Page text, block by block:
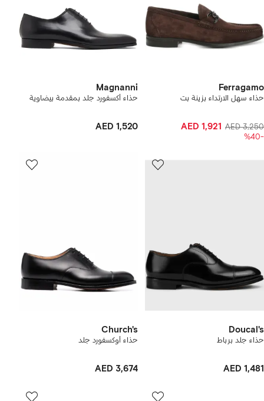
Ferragamo
حذاء سهل الارتداء بزينة بت
AED 3,250
AED 1,921
-%40
Magnanni
حذاء أكسفورد جلد بمقدمة بيضاوية
AED 1,520
Doucal's
حذاء جلد برباط
AED 1,481
Church's
حذاء أوكسفورد جلد
AED 3,674